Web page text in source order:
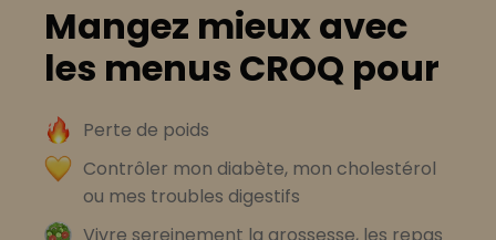
Mangez mieux avec
les menus CROQ pour
Perte de poids
Contrôler mon diabète, mon cholestérol
ou mes troubles digestifs